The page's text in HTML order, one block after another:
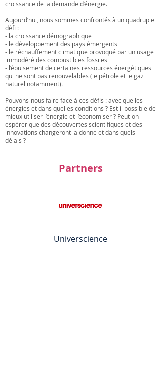
croissance de la demande d’énergie.
Aujourd’hui, nous sommes confrontés à un quadruple
défi :
- la croissance démographique
- le développement des pays émergents
- le réchauffement climatique provoqué par un usage
immodéré des combustibles fossiles
- l’épuisement de certaines ressources énergétiques
qui ne sont pas renouvelables (le pétrole et le gaz
naturel notamment).
Pouvons-nous faire face à ces défis : avec quelles
énergies et dans quelles conditions ? Est-il possible de
mieux utiliser l’énergie et l’économiser ? Peut-on
espérer que des découvertes scientifiques et des
innovations changeront la donne et dans quels
délais ?
Partners
Universcience